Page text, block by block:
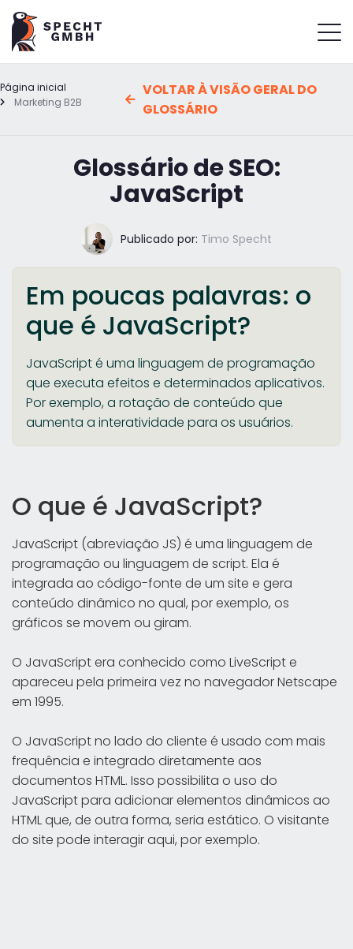
Página inicial
Marketing B2B
VOLTAR À VISÃO GERAL DO
GLOSSÁRIO
Glossário de SEO:
JavaScript
Publicado por: Timo Specht
Em poucas palavras: o
que é JavaScript?
JavaScript é uma linguagem de programação
que executa efeitos e determinados aplicativos.
Por exemplo, a rotação de conteúdo que
aumenta a interatividade para os usuários.
O que é JavaScript?
JavaScript (abreviação JS) é uma linguagem de
programação ou linguagem de script. Ela é
integrada ao código-fonte de um site e gera
conteúdo dinâmico no qual, por exemplo, os
gráficos se movem ou giram.
O JavaScript era conhecido como LiveScript e
apareceu pela primeira vez no navegador Netscape
em 1995.
O JavaScript no lado do cliente é usado com mais
frequência e integrado diretamente aos
documentos HTML. Isso possibilita o uso do
JavaScript para adicionar elementos dinâmicos ao
HTML que, de outra forma, seria estático. O visitante
do site pode interagir aqui, por exemplo.